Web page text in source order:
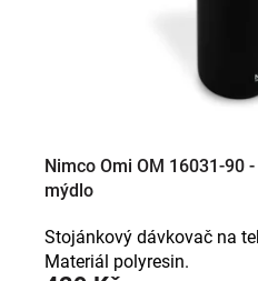
Nimco Omi OM 16031-90
mýdlo
Stojánkový dávkovač na
Materiál polyresin.